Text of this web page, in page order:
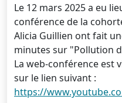
Le 12 mars 2025 a eu
conférence de la
Alicia Guillien ont fait
minutes sur "Pollution
La web-conférence est
sur le lien suivant :
https://